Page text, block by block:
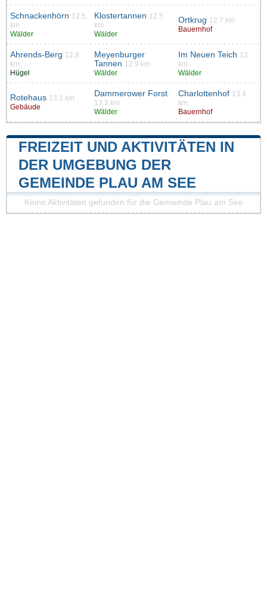
Schnackenhörn 12.5
km
Wälder
Klostertannen 12.5
km
Wälder
Ortkrug 12.7 km
Bauernhof
Ahrends-Berg 12.8
km
Hügel
Meyenburger
Tannen 12.9 km
Wälder
Im Neuen Teich 13
km
Wälder
Rotehaus 13.1 km
Gebäude
Dammerower Forst
13.3 km
Wälder
Charlottenhof 13.4
km
Bauernhof
FREIZEIT UND AKTIVITÄTEN IN
DER UMGEBUNG DER
GEMEINDE PLAU AM SEE
Keine Aktivitäten gefunden für die Gemeinde Plau am See